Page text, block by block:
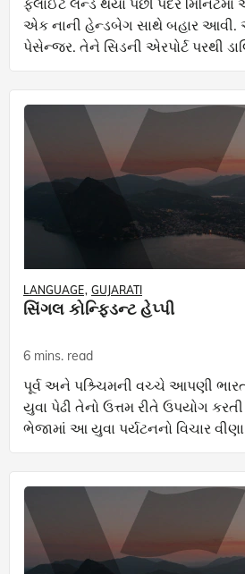
એક નાની હેન્ડબેગ સાથે બહાર
પેસેન્જર. તેને સિડની એરપોર્ટ પરથી
આવવાનું છે. બી ઈન ટાઈમ! એન્ડ
LANGUAGE GUJARATI
સિંગલ કોન્ફિડન્ટ હેપ્પી
6 mins. read
પૂર્વ અને પશ્ર્ચિમની વચ્ચે આપણી
યુવા પેઢી તેનો ઉત્તમ રીતે ઉપયોગ
ભેજામાં આ યુવા પર્યટનનો વિચાર
ત્યારથી ઘુમરાઈ રહ્યો છે... ‘ડોન્ટ વરી,